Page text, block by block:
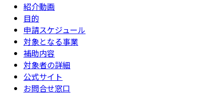
紹介動画
目的
申請スケジュール
対象となる事業
補助内容
対象者の詳細
公式サイト
お問合せ窓口